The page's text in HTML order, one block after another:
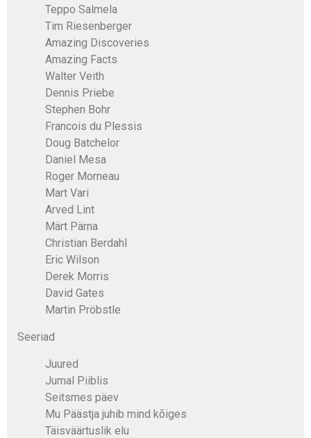
Teppo Salmela
Tim Riesenberger
Amazing Discoveries
Amazing Facts
Walter Veith
Dennis Priebe
Stephen Bohr
Francois du Plessis
Doug Batchelor
Daniel Mesa
Roger Morneau
Mart Vari
Arved Lint
Märt Pärna
Christian Berdahl
Eric Wilson
Derek Morris
David Gates
Martin Pröbstle
Seeriad
Juured
Jumal Piiblis
Seitsmes päev
Mu Päästja juhib mind kõiges
Täisväärtuslik elu